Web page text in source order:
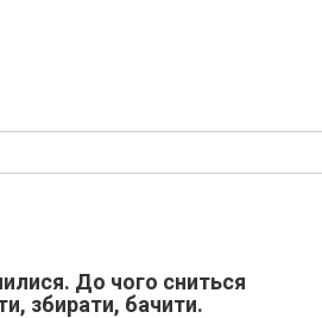
До чого сниться
збирати, бачити.